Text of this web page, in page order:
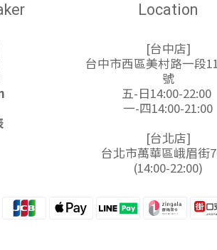
Location
[台中店]
台中市西區美村路一段
號
五-日14:00-22:00
一-四14:00-21:00
[台北店]
台北市萬華區峨眉街
(14:00-22:00)